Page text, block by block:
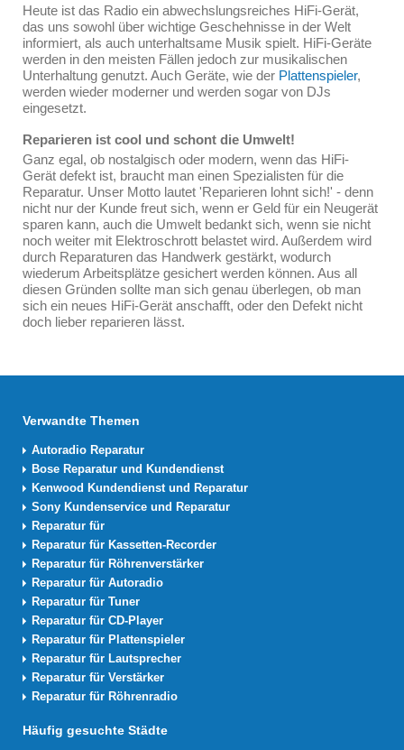
Heute ist das Radio ein abwechslungsreiches HiFi-Gerät,
das uns sowohl über wichtige Geschehnisse in der Welt
informiert, als auch unterhaltsame Musik spielt. HiFi-Geräte
werden in den meisten Fällen jedoch zur musikalischen
Unterhaltung genutzt. Auch Geräte, wie der Plattenspieler,
werden wieder moderner und werden sogar von DJs
eingesetzt.
Reparieren ist cool und schont die Umwelt!
Ganz egal, ob nostalgisch oder modern, wenn das HiFi-
Gerät defekt ist, braucht man einen Spezialisten für die
Reparatur. Unser Motto lautet 'Reparieren lohnt sich!' - denn
nicht nur der Kunde freut sich, wenn er Geld für ein Neugerät
sparen kann, auch die Umwelt bedankt sich, wenn sie nicht
noch weiter mit Elektroschrott belastet wird. Außerdem wird
durch Reparaturen das Handwerk gestärkt, wodurch
wiederum Arbeitsplätze gesichert werden können. Aus all
diesen Gründen sollte man sich genau überlegen, ob man
sich ein neues HiFi-Gerät anschafft, oder den Defekt nicht
doch lieber reparieren lässt.
Verwandte Themen
Autoradio Reparatur
Bose Reparatur und Kundendienst
Kenwood Kundendienst und Reparatur
Sony Kundenservice und Reparatur
Reparatur für
Reparatur für Kassetten-Recorder
Reparatur für Röhrenverstärker
Reparatur für Autoradio
Reparatur für Tuner
Reparatur für CD-Player
Reparatur für Plattenspieler
Reparatur für Lautsprecher
Reparatur für Verstärker
Reparatur für Röhrenradio
Häufig gesuchte Städte